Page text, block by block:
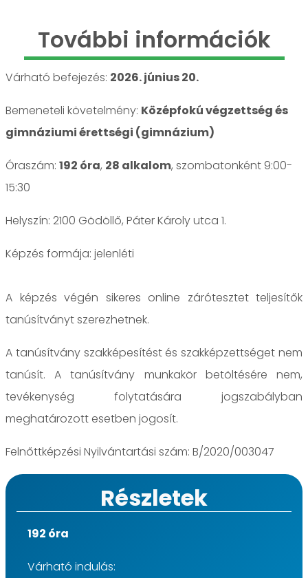
További információk
Várható befejezés: 2026. június 20.
Bemeneteli követelmény: Középfokú végzettség és
gimnáziumi érettségi (gimnázium)
Óraszám: 192 óra, 28 alkalom, szombatonként 9:00-
15:30
Helyszín: 2100 Gödöllő, Páter Károly utca 1.
jelenléti
A képzés végén sikeres online zárótesztet teljesítők
tanúsítványt szerezhetnek.
A tanúsítvány szakképesítést és szakképzettséget nem
tanúsít. A tanúsítvány munkakör betöltésére nem,
tevékenység folytatására jogszabályban
meghatározott esetben jogosít.
Felnőttképzési Nyilvántartási szám: B/2020/003047
Részletek
192 óra
Várható indulás: